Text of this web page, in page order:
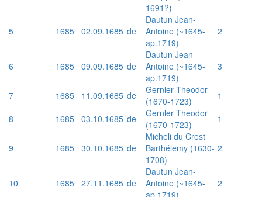
1691?)
5 1685 02.09.1685 de
Dautun Jean-
Antoine (~1645-
ap.1719)
2
6 1685 09.09.1685 de
Dautun Jean-
Antoine (~1645-
ap.1719)
3
7 1685 11.09.1685 de
Gernler Theodor
(1670-1723)
1
8
1685 03.10.1685 de
Gernler Theodor
(1670-1723)
1
9 1685 30.10.1685 de
Micheli du Crest
Barthélemy (1630-
1708)
2
10 1685 27.11.1685 de
Dautun Jean-
Antoine (~1645-
ap.1719)
2